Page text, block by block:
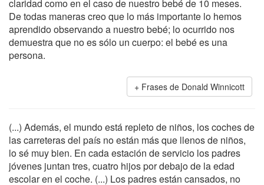
claridad como en el caso de nuestro bebé de 10 meses.
De todas maneras creo que lo más importante lo hemos
aprendido observando a nuestro bebé; lo ocurrido nos
demuestra que no es sólo un cuerpo: el bebé es una
persona.
Frases de Donald Winnicott
(...) Además, el mundo está repleto de niños, los coches de
las carreteras del país no están más que llenos de niños,
lo sé muy bien. En cada estación de servicio los padres
jóvenes juntan tres, cuatro hijos por debajo de la edad
escolar en el coche. (...) Los padres están cansados, no